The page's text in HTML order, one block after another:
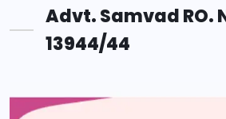
Advt. Samvad RO.
13944/44